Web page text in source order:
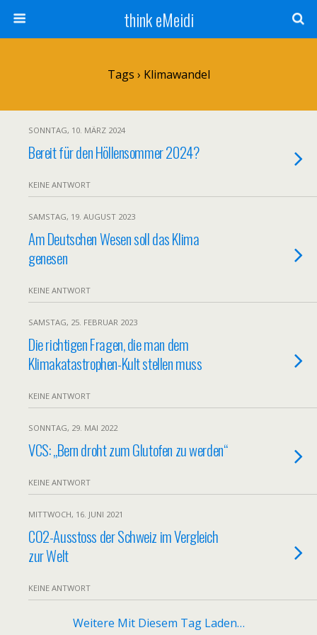
think eMeidi
Tags › Klimawandel
SONNTAG, 10. MÄRZ 2024
Bereit für den Höllensommer 2024?
KEINE ANTWORT
SAMSTAG, 19. AUGUST 2023
Am Deutschen Wesen soll das Klima
genesen
KEINE ANTWORT
SAMSTAG, 25. FEBRUAR 2023
Die richtigen Fragen, die man dem
Klimakatastrophen-Kult stellen muss
KEINE ANTWORT
SONNTAG, 29. MAI 2022
VCS: „Bern droht zum Glutofen zu werden“
KEINE ANTWORT
MITTWOCH, 16. JUNI 2021
CO2-Ausstoss der Schweiz im Vergleich
zur Welt
KEINE ANTWORT
Weitere Mit Diesem Tag Laden…